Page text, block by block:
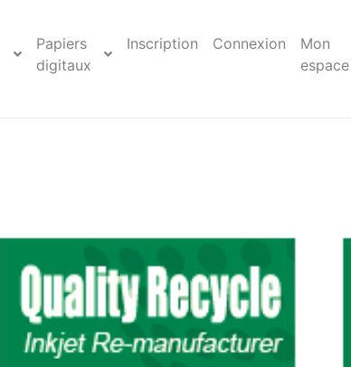
Papiers
digitaux
Inscription Connexion
Mon
espace